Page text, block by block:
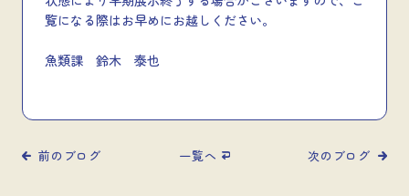
覧になる際はお早めにお越しください。
魚類課 鈴木 泰也
前のブログ 一覧へ 次のブログ